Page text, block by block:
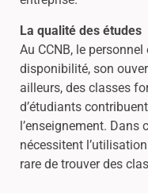
La qualité des études
Au CCNB, le
disponibilité, son
ailleurs, des classes
d’étudiants
l’enseignement. Dans
nécessitent
rare de trouver des